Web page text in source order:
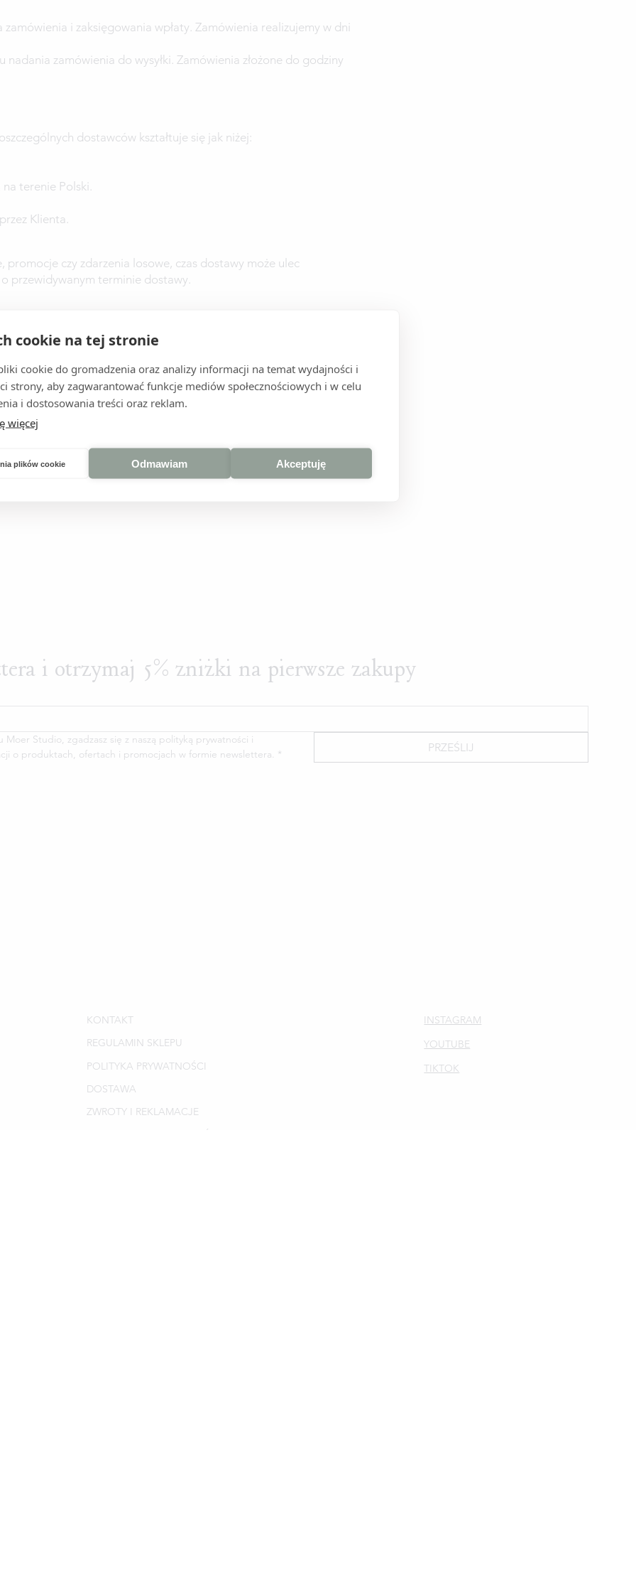
cookie na tej stronie
cookie do gromadzenia oraz analizy informacji na temat wydajności i
strony, aby zagwarantować funkcje mediów społecznościowych i w celu
i dostosowania treści oraz reklam.
więcej
plików cookie Odmawiam Akceptuję
i zaksięgowania wpłaty. Zamówienia realizujemy w dni
zamówienia do wysyłki. Zamówienia złożone do godziny
dostawców kształtuje się jak niżej:
terenie Polski.
Klienta.
czy zdarzenia losowe, czas dostawy może ulec
przewidywanym terminie dostawy.
który pozwoli Ci na bieżąco sprawdzać status przesyłki na
statusu zamówienia, skontaktuj się pod adresem
i otrzymaj 5% zniżki na pierwsze zakupy
Studio, zgadzasz się z naszą polityką prywatności i
o produktach, ofertach i promocjach w formie newslettera. * PRZEŚLIJ
KONTAKT
REGULAMIN SKLEPU
POLITYKA PRYWATNOŚCI
DOSTAWA
ZWROTY I REKLAMACJE
INSTAGRAM
YOUTUBE
TIKTOK